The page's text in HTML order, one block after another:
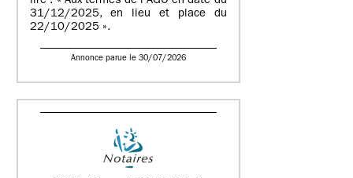
31/12/2025, en lieu et place du
22/10/2025 ».
Annonce parue le 30/07/2026